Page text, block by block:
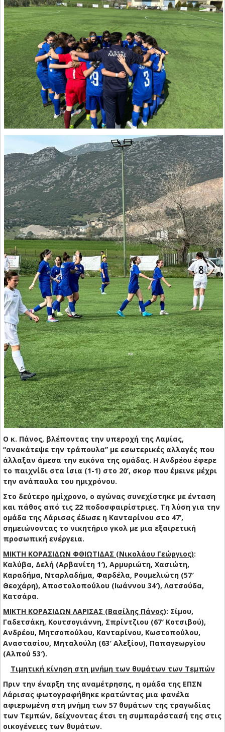
Ο κ. Πάνος, βλέποντας την υπεροχή της Λαμίας,
“ανακάτεψε την τράπουλα” με εσωτερικές αλλαγές που
άλλαξαν άμεσα την εικόνα της ομάδας. Η Ανδρέου έφερε
το παιχνίδι στα ίσια (1-1) στο 20’, σκορ που έμεινε μέχρι
την ανάπαυλα του ημιχρόνου.
Στο δεύτερο ημίχρονο, ο αγώνας συνεχίστηκε με ένταση
και πάθος από τις 22 ποδοσφαιρίστριες. Τη λύση για την
ομάδα της Λάρισας έδωσε η Κανταρίνου στο 47’,
σημειώνοντας το νικητήριο γκολ με μια εξαιρετική
προσωπική ενέργεια.
ΜΙΚΤΗ ΚΟΡΑΣΙΔΩΝ ΦΘΙΩΤΙΔΑΣ (Νικολάου Γεώργιος):
Καλύβα, Δελή (Αρβανίτη 1′), Αρμυριώτη, Χασιώτη,
Καραδήμα, Νταρλαδήμα, Φαρδέλα, Ρουμελιώτη (57′
Θεοχάρη), Αποστολοπούλου (Ιωάννου 34′), Λατσούδα,
Κατσάρα.
ΜΙΚΤΗ ΚΟΡΑΣΙΔΩΝ ΛΑΡΙΣΑΣ (Βασίλης Πάνος): Σίμου,
Γαδετσάκη, Κουτσογιάννη, Σπρίντζιου (67′ Κοτσιβού),
Ανδρέου, Μητσοπούλου, Κανταρίνου, Κωστοπούλου,
Αναστασίου, Μηταλούλη (63′ Αλεξίου), Παπαγεωργίου
(Αλπού 53′).
Τιμητική κίνηση στη μνήμη των θυμάτων των Τεμπών
Πριν την έναρξη της αναμέτρησης, η ομάδα της ΕΠΣΝ
Λάρισας φωτογραφήθηκε κρατώντας μια φανέλα
αφιερωμένη στη μνήμη των 57 θυμάτων της τραγωδίας
των Τεμπών, δείχνοντας έτσι τη συμπαράστασή της στις
οικογένειες των θυμάτων.